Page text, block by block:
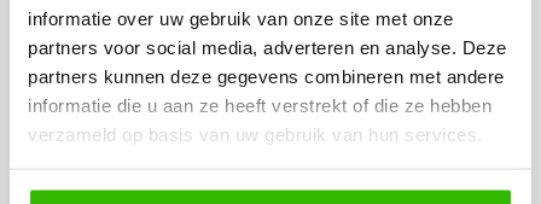
informatie over uw gebruik van onze site met onze
partners voor social media, adverteren en analyse. Deze
partners kunnen deze gegevens combineren met andere
informatie die u aan ze heeft verstrekt of die ze hebben
verzameld op basis van uw gebruik van hun services.
er eentje die écht bij jou past. Die je
laat stralen op de punten waar je trots
op bent en kracht geeft op de plekken
die je minder graag ziet. En op de dag